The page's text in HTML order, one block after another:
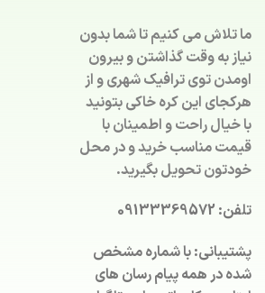
ما تلاش می کنیم تا شما بدون
نیاز به وقت گذاشتن و بیرون
اومدن توی ترافیک شهری و از
هرکجای این کره خاکی بتونید
با خیال راحت و اطمینان با
قیمت مناسب خرید و در محل
خودتون تحویل بگیرید.
تلفن: 09133369572
پشتیبانی: با شماره مشخص
شده در همه پیام رسان های